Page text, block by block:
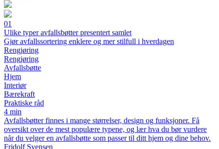
01
Ulike typer avfallsbøtter presentert samlet
Gjør avfallssortering enklere og mer stilfull i hverdagen
Rengjøring
Rengjøring
Avfallsbøtte
Hjem
Interiør
Bærekraft
Praktiske råd
4 min
Avfallsbøtter finnes i mange størrelser, design og funksjoner. Få
oversikt over de mest populære typene, og lær hva du bør vurdere
når du velger en avfallsbøtte som passer til ditt hjem og dine behov.
Fridolf Svensen